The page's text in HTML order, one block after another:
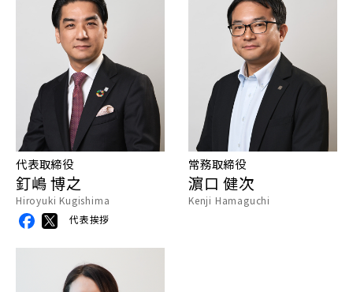
代表取締役
釘嶋 博之
Hiroyuki Kugishima
代表挨拶
常務取締役
濵口 健次
Kenji Hamaguchi